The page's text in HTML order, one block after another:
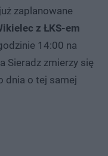
zaplanowane
z ŁKS-em
14:00 na
Sieradz zmierzy się
dnia o tej samej